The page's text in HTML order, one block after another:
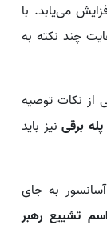
می‌یابد. با
چند نکته به
از نکات توصیه
پله‌ برقی نیز باید
به جای
تشییع رهبر